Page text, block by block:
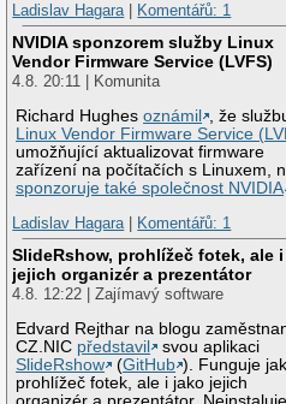
Ladislav Hagara| Komentářů: 1
NVIDIA sponzorem služby Linux
Vendor Firmware Service (LVFS)
4.8. 20:11 | Komunita
Richard Hughesoznámil
, že
Linux Vendor Firmware Service
umožňující aktualizovat firmware
zařízení na počítačích s Linuxem,
sponzoruje také společnost NVIDIA
Ladislav Hagara| Komentářů: 1
SlideRshow, prohlížeč fotek, ale i
jejich organizér a prezentátor
4.8. 12:22 | Zajímavý software
Edvard Rejthar na blogu
CZ.NIC představil
svou aplikaci
SlideRshow
(GitHub ). Funguje
prohlížeč fotek, ale i jako jejich